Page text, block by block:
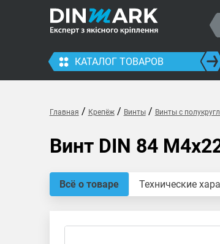
КАТАЛОГ ТОВАРОВ
Главная / Крепёж/ Винты/ Винты с
Винт DIN 84
Всё о товаре Технические